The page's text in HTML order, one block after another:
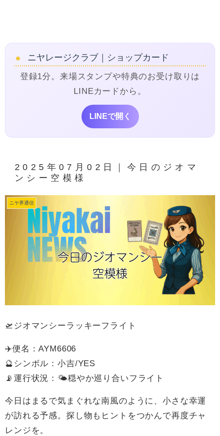
ニヤレージクラブ｜ショップカード
登録1分。来場スタンプや特典のお受け取りは
LINEカードから。
LINEで開く
2025年07月02日｜今日のジオマ
ンシー空模様
ニヤ界通信
🛫ジオマンシーラッキーフライト
✈️便名：AYM6606
🔮シンボル：小吉/YES
📡運行状況：🌤穏やか巡り合いフライト
今日はまるで気まぐれな南風のように、小さな幸運
が訪れる予感。探し物もヒントをつかんで再度チャ
レンジを。